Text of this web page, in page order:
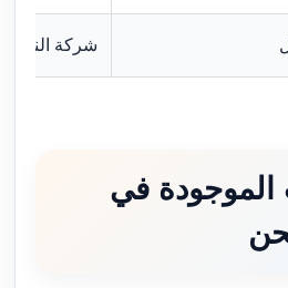
شركة النقل
الموجودة في